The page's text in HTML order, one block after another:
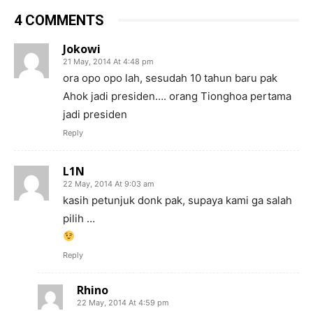
4 COMMENTS
Jokowi
21 May, 2014 At 4:48 pm
ora opo opo lah, sesudah 10 tahun baru pak
Ahok jadi presiden…. orang Tionghoa pertama
jadi presiden
Reply
L1N
22 May, 2014 At 9:03 am
kasih petunjuk donk pak, supaya kami ga salah
pilih …
Reply
Rhino
22 May, 2014 At 4:59 pm